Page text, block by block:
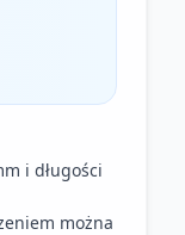
i długości
można